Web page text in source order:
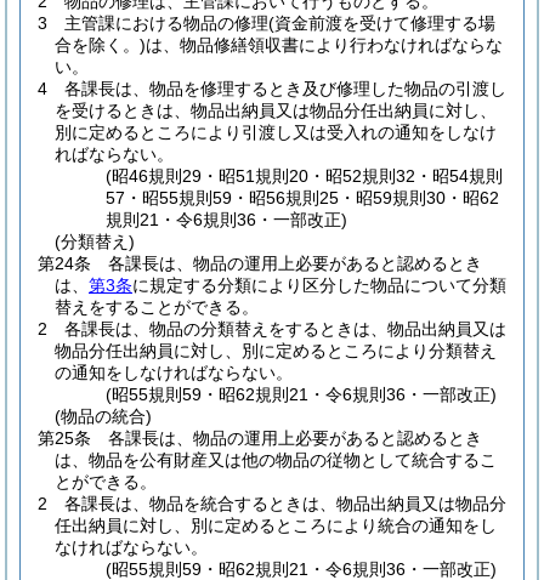
3
主管課における物品の修理(資金前渡を受けて修理する場
合を除く。)は、物品修繕領収書により行わなければならな
い。
4
各課長は、物品を修理するとき及び修理した物品の引渡し
を受けるときは、物品出納員又は物品分任出納員に対し、
別に定めるところにより引渡し又は受入れの通知をしなけ
ればならない。
(昭46規則29・昭51規則20・昭52規則32・昭54規則
57・昭55規則59・昭56規則25・昭59規則30・昭62
規則21・令6規則36・一部改正)
(分類替え)
第24条
各課長は、物品の運用上必要があると認めるとき
は、 第3条に規定する分類により区分した物品について分類
替えをすることができる。
2
各課長は、物品の分類替えをするときは、物品出納員又は
物品分任出納員に対し、別に定めるところにより分類替え
の通知をしなければならない。
(昭55規則59・昭62規則21・令6規則36・一部改正)
(物品の統合)
第25条
各課長は、物品の運用上必要があると認めるとき
は、物品を公有財産又は他の物品の従物として統合するこ
とができる。
2
各課長は、物品を統合するときは、物品出納員又は物品分
任出納員に対し、別に定めるところにより統合の通知をし
なければならない。
(昭55規則59・昭62規則21・令6規則36・一部改正)